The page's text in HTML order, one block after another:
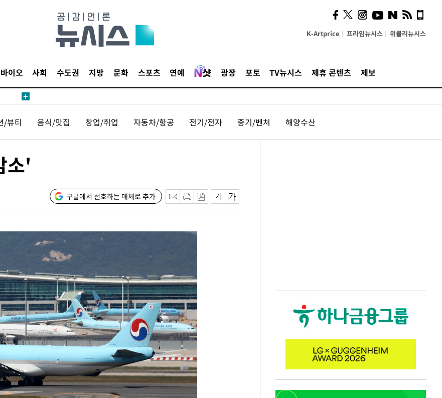
K-Artprice 프라임뉴시스 위클리뉴시스
이오 사회 수도권 지방 문화 스포츠 연예 광장 포토 TV뉴시스 제휴 콘텐츠 제보
/뷰티 음식/맛집 창업/취업 자동차/항공 전기/전자 중기/벤처 해양수산
소'
구글에서 선호하는 매체로 추가